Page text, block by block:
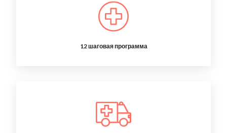
12 шаговая программа